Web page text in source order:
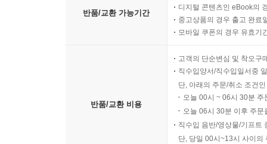
반품/교환 가능기간
디지털 콘텐츠인 eBook의
중고상품의 경우 출고 완료
모바일 쿠폰의 경우 유효기
반품/교환 비용
고객의 단순변심 및 착오구
직수입양서/직수입일서중
단, 아래의 주문/취소 조건
오늘 00시 ~ 06시 30분
오늘 06시 30분 이후 주
직수입 음반/영상물/기프트
단, 당일 00시~13시 사이의